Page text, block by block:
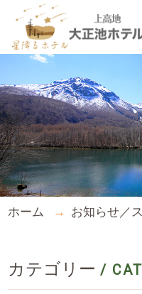
ホーム お知らせ／
カテゴリー /